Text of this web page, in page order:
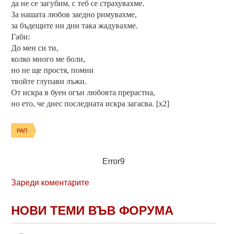
да не се загубим, с теб се страхувахме.
За нашата любов заедно римувахме,
за бъдещите ни дни така жадувахме.
Габи:
До мен си ти,
колко много ме боли,
но не ще простя, помни
твойте глупави лъжи.
От искра в буен огън любовта прерастна,
но ето, че днес последната искра загасва. [x2]
РАП
Error9
Зареди коментарите
НОВИ ТЕМИ ВЪВ ФОРУМА